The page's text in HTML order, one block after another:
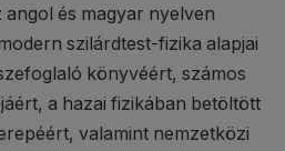
és magyar nyelven
szilárdtest-fizika alapjai
könyvéért, számos
a hazai fizikában betöltött
valamint nemzetközi